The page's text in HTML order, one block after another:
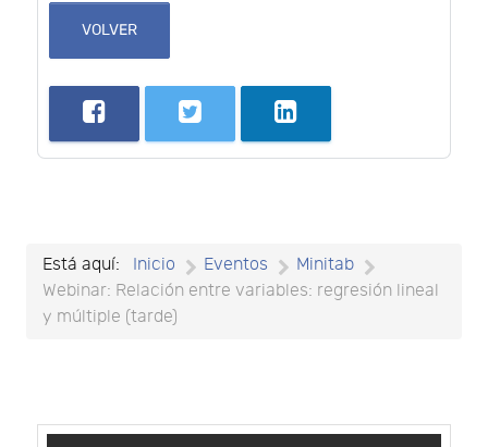
VOLVER
Está aquí: Inicio Eventos
Minitab
Webinar: Relación entre variables: regresión lineal
y múltiple (tarde)